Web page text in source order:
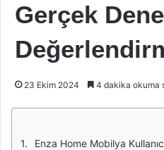
Gerçek
23 Ekim 2024 4 dakika okuma
Enza Home Mobilya Kullanıcı